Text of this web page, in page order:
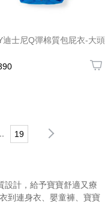
迪士尼Q彈棉質包屁衣-大頭
19
設計，給予寶寶舒適又療
到連身衣、嬰童褲、寶寶